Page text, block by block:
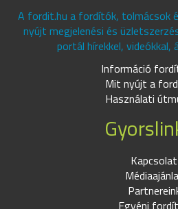
A fordit.hu a fordítók, tolmácsok
nyújt megjelenési és
portál hírekkel, videókkal,
Információ
Mit nyújt a
Használati
Kapcsolat
Egyéni